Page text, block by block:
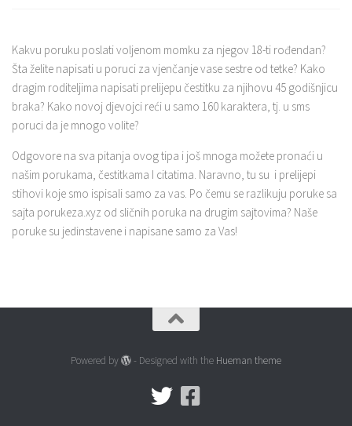
Kakvu poruku poslati voljenom momku za njegov 18-ti rođendan?
Šta želite napisati u poruci za vjenčanje vase sestre od tetke? Kako
dragim roditeljima napisati prelijepu čestitku za njihovu 45 godišnjicu
braka? Kako novoj djevojci reći u samo 160 karaktera, tj. u sms
poruci da je mnogo volite?
Odgovore na sva pitanja ovog tipa i još mnoga možete pronaći u
našim porukama, čestitkama I citatima. Naravno, tu su i prelijepi
stihovi koje smo ispisali samo za vas. Po čemu se razlikuju poruke sa
sajta porukeza.xyz od sličnih poruka na drugim sajtovima? Naše
poruke su jedinstavene i napisane samo za Vas!
Powered by - Designed with the Hueman theme